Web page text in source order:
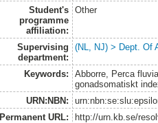
Student's
programme
affiliation:
Other
Supervising
department:
(NL, NJ) > Dept. Of
Keywords:
Abborre, Perca
gonadsomatiskt
URN:NBN:
Permanent URL:
http://urn.kb.se/